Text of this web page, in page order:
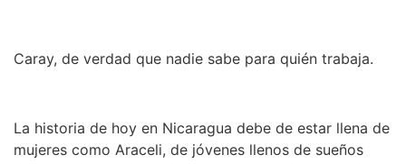
Caray, de verdad que nadie sabe para quién trabaja.
La historia de hoy en Nicaragua debe de estar llena de
mujeres como Araceli, de jóvenes llenos de sueños